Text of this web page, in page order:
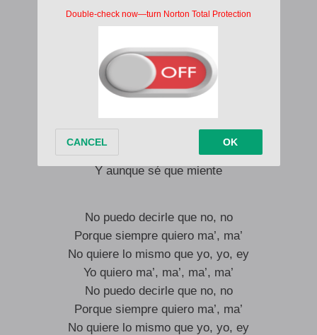
Que solita me complico
Tengo lleno el DM
Pero a mí me gusta el tonto que no me quiere
Aunque en persona me dice que me prefiere
Dice que por mí se muere
Y aunque sé que miente
No puedo decirle que no, no
Porque siempre quiero ma’, ma’
No quiere lo mismo que yo, yo, ey
Yo quiero ma’, ma’, ma’, ma’
No puedo decirle que no, no
Porque siempre quiero ma’, ma’
No quiere lo mismo que yo, yo, ey